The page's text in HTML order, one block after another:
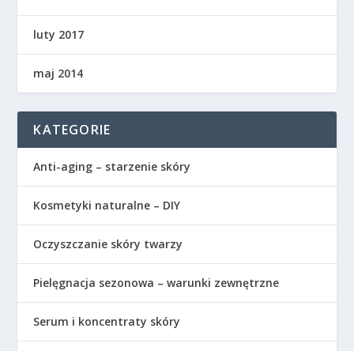
luty 2017
maj 2014
KATEGORIE
Anti-aging – starzenie skóry
Kosmetyki naturalne – DIY
Oczyszczanie skóry twarzy
Pielęgnacja sezonowa – warunki zewnętrzne
Serum i koncentraty skóry